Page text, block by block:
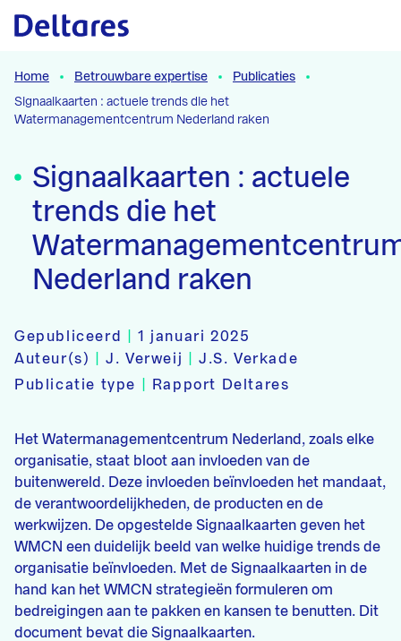
Naar hoofdcontent
Home Betrouwbare expertise
Publicaties
Signaalkaarten : actuele trends die het
Watermanagementcentrum Nederland raken
Signaalkaarten : actuele
trends die het
Nederland raken
Gepubliceerd |1 januari 2025
Auteur(s)
|J. Verweij |J.S. Verkade
Publicatie type
Rapport Deltares
Het Watermanagementcentrum Nederland, zoals elke
organisatie, staat bloot aan invloeden van de
buitenwereld. Deze invloeden beïnvloeden het mandaat,
de verantwoordelijkheden, de producten en de
werkwijzen. De opgestelde Signaalkaarten geven het
WMCN een duidelijk beeld van welke huidige trends de
organisatie beïnvloeden. Met de Signaalkaarten in de
hand kan het WMCN strategieën formuleren om
bedreigingen aan te pakken en kansen te benutten. Dit
document bevat die Signaalkaarten.